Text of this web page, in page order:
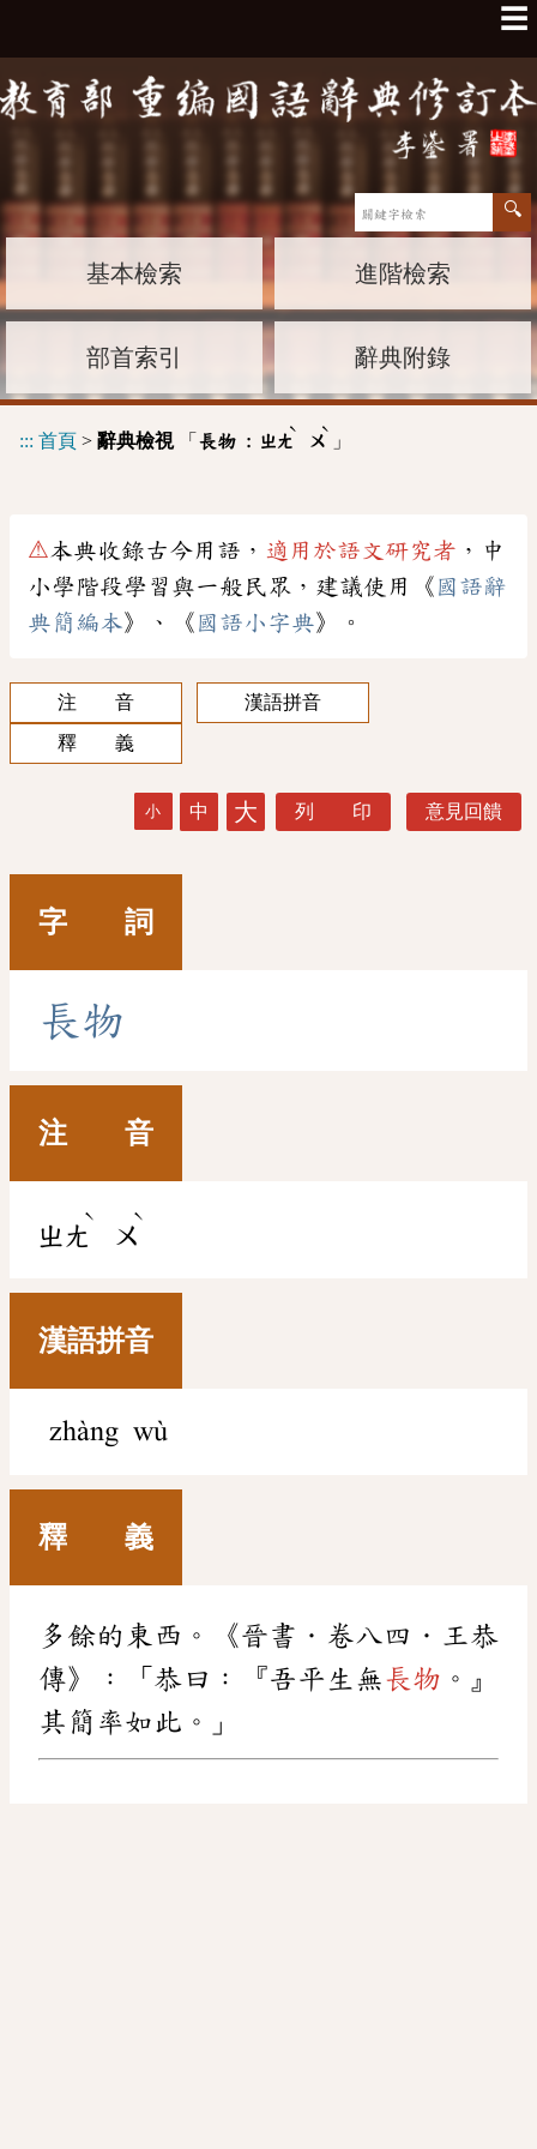
☰
基本檢索 進階檢索
部首索引 辭典附錄
::: 首頁 > 辭典檢視「 長物 : ㄓㄤ
ˋ
ㄨ
ˋ
」
⚠本典收錄古今用語， 適用於語文研究者 ，中
小學階段學習與一般民眾，建議使用《 國語辭
典簡編本》、《 國語小字典》。
注 音
漢語拼音
釋 義
小 中 大 列 印 意見回饋
字 詞
長物
注 音
ㄓㄤ
ˋ
ㄨ
ˋ
漢語拼音
zhàng wù
釋 義
多餘的東西。《晉書．卷八四．王恭
傳》：「恭曰：『吾平生無長物 。』
其簡率如此。」